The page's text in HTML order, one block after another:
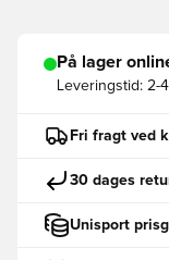
På lager
Leveringstid: 2-
Fri fragt ved
30 dages
Unisport